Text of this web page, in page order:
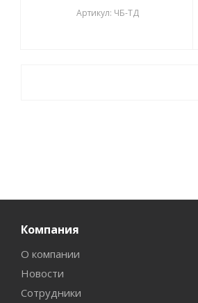
Артикул: ЧБ-ТД
Компания
О компании
Новости
Сотрудники